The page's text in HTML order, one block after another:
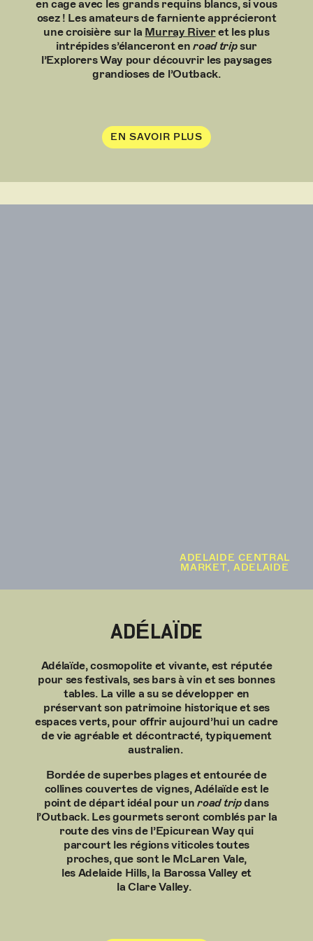
en cage avec les grands requins blancs, si vous
osez ! Les amateurs de farniente apprécieront
une croisière sur la Murray Riveret les plus
intrépides s’élanceront en road tripsur
l’Explorers Way pour découvrir les paysages
grandioses de l’Outback.
EN SAVOIR PLUS
ADELAIDE CENTRAL
MARKET, ADELAIDE
ADÉLAÏDE
Adélaïde, cosmopolite et vivante, est réputée
pour ses festivals, ses bars à vin et ses bonnes
tables. La ville a su se développer en
préservant son patrimoine historique et ses
espaces verts, pour offrir aujourd’hui un cadre
de vie agréable et décontracté, typiquement
australien.
Bordée de superbes plages et entourée de
collines couvertes de vignes, Adélaïde est le
point de départ idéal pour unroad tripdans
l’Outback. Les gourmets seront comblés par la
route des vins de l’Epicurean Way qui
parcourtles régions viticoles toutes
proches,que sont le McLaren Vale,
les Adelaide Hills, la Barossa Valley et
la Clare Valley.